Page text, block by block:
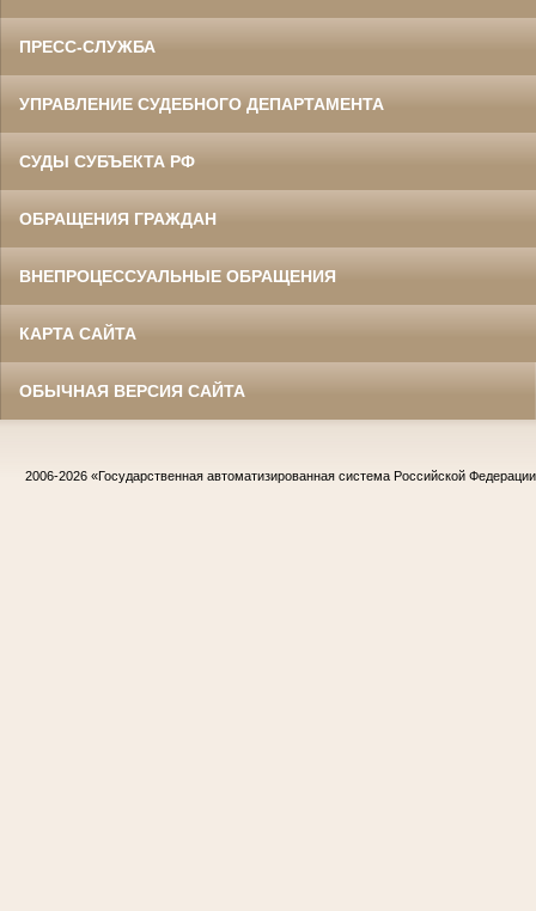
ПРЕСС-СЛУЖБА
УПРАВЛЕНИЕ СУДЕБНОГО ДЕПАРТАМЕНТА
СУДЫ СУБЪЕКТА РФ
ОБРАЩЕНИЯ ГРАЖДАН
ВНЕПРОЦЕССУАЛЬНЫЕ ОБРАЩЕНИЯ
КАРТА САЙТА
ОБЫЧНАЯ ВЕРСИЯ САЙТА
2006-2026 «Государственная автоматизированная система Российской